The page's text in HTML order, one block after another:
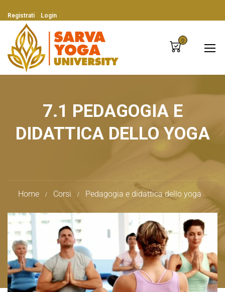
Registrati Login
0
7.1 PEDAGOGIA E
DIDATTICA DELLO YOGA
Home Corsi Pedagogia e didattica dello yoga